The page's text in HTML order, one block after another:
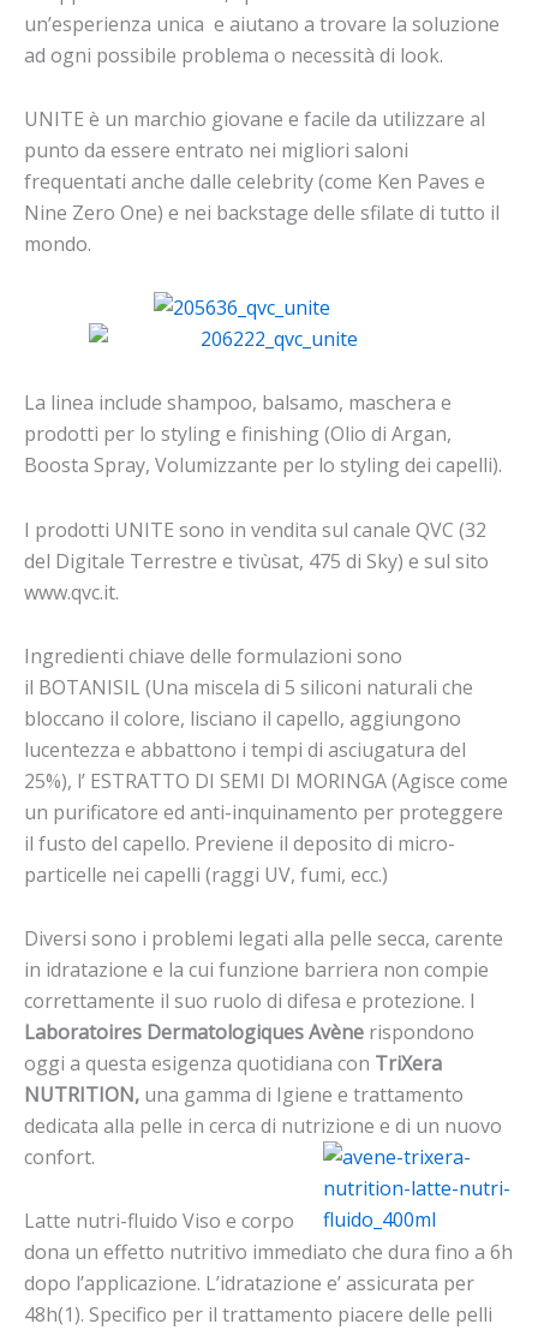
un’esperienza unica e aiutano a trovare la soluzione
ad ogni possibile problema o necessità di look.
UNITE è un marchio giovane e facile da utilizzare al
punto da essere entrato nei migliori saloni
frequentati anche dalle celebrity (come Ken Paves e
Nine Zero One) e nei backstage delle sfilate di tutto il
mondo.
La linea include shampoo, balsamo, maschera e
prodotti per lo styling e finishing (Olio di Argan,
Boosta Spray, Volumizzante per lo styling dei capelli).
I prodotti UNITE sono in vendita sul canale QVC (32
del Digitale Terrestre e tivùsat, 475 di Sky) e sul sito
www.qvc.it.
Ingredienti chiave delle formulazioni sono
il BOTANISIL (Una miscela di 5 siliconi naturali che
bloccano il colore, lisciano il capello, aggiungono
lucentezza e abbattono i tempi di asciugatura del
25%), l’ ESTRATTO DI SEMI DI MORINGA (Agisce come
un purificatore ed anti-inquinamento per proteggere
il fusto del capello. Previene il deposito di micro-
particelle nei capelli (raggi UV, fumi, ecc.)
Diversi sono i problemi legati alla pelle secca, carente
in idratazione e la cui funzione barriera non compie
correttamente il suo ruolo di difesa e protezione. I
Laboratoires Dermatologiques Avène rispondono
oggi a questa esigenza quotidiana con TriXera
NUTRITION, una gamma di Igiene e trattamento
dedicata alla pelle in cerca di nutrizione e di un nuovo
confort.
Latte nutri-fluido Viso e corpo
dona un effetto nutritivo immediato che dura fino a 6h
dopo l’applicazione. L’idratazione e’ assicurata per
48h(1). Specifico per il trattamento piacere delle pelli